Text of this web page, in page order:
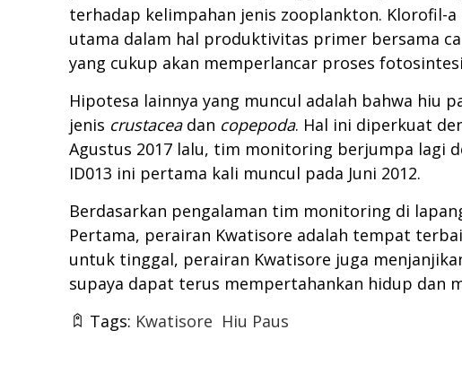
terhadap kelimpahan jenis zooplankton. Klorofil-
utama dalam hal produktivitas primer bersama
yang cukup akan memperlancar proses
Hipotesa lainnya yang muncul adalah bahwa hiu
jenis crustaceadan copepoda. Hal ini diperkuat
Agustus 2017 lalu, tim monitoring berjumpa lagi
ID013 ini pertama kali muncul pada Juni 2012.
Berdasarkan pengalaman tim monitoring di
Pertama, perairan Kwatisore adalah tempat
untuk tinggal, perairan Kwatisore juga
supaya dapat terus mempertahankan hidup dan
Tags: Kwatisore Hiu Paus